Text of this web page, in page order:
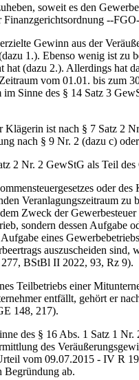
soweit es den
Gewinn aus der
1.). Ebenso wenig ist zu
(dazu 2.). Allerdings hat
vom 01.01. bis
Sinne des § 14 Satz 3
ist nach § 7 Satz 2
nach § 9 Nr. 2 (dazu c)
Nr. 2 GewStG als Teil des
oder des
Veranlagungszeitraum
Zweck der
sondern dessen
eines
auszuscheiden
BStBl II 2022, 93, Rz 9).
einer
entfällt, gehört er
148, 217).
des § 16 Abs. 1 Satz 1
des
vom 09.07.2015 - IV R
Begründung ab.